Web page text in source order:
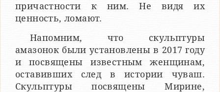
причастности к ним. Не видя их
ценность, ломают.
Напомним, что скульптуры
амазонок были установлены в 2017 году
и посвящены известным женщинам,
оставивших след в истории чуваш.
Скульптуры посвящены Мирине,